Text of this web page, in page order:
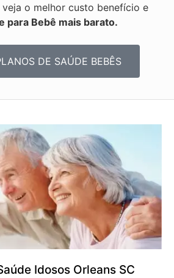
veja o melhor custo benefício e
para Bebê mais barato.
DE SAÚDE BEBÊS
Idosos Orleans SC